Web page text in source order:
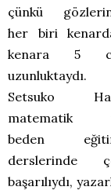
çünkü
her biri
kenara 5
uzunluktaydı.
Setsuko
matematik
beden
derslerinde
başarılıydı,